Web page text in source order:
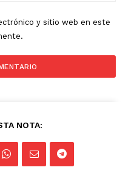
y sitio web en este
NOTA: